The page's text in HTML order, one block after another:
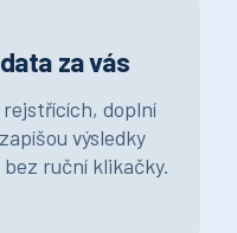
za vás
doplní
výsledky
ruční klikačky.